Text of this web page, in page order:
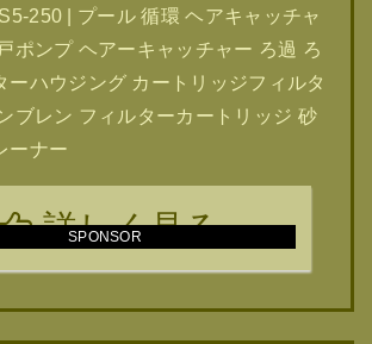
250 | プール 循環 ヘアキャッチャ
ポンプ ヘアーキャッチャー ろ過 ろ
ーハウジング カートリッジフィルタ
ブレン フィルターカートリッジ 砂
ーナー
詳しく見る
SPONSOR